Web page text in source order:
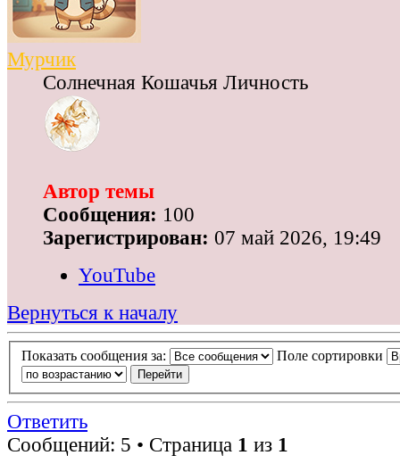
Мурчик
Солнечная Кошачья Личность
Автор темы
Сообщения: 100
Зарегистрирован: 07 май 2026, 19:49
YouTube
Вернуться к началу
Показать сообщения за: Поле сортировки
Ответить
Сообщений: 5 • Страница 1 из 1